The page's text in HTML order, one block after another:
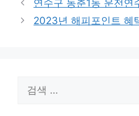
리
연수구 동춘1동 운전연
2023년 해피포인트 혜
색: